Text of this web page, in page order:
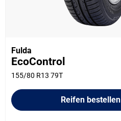
Fulda
EcoControl
155/80 R13 79T
Reifen bestellen